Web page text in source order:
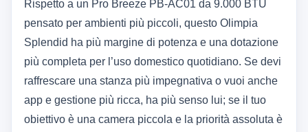
Rispetto a un Pro Breeze PB-AC01 da 9.000 BTU
pensato per ambienti più piccoli, questo Olimpia
Splendid ha più margine di potenza e una dotazione
più completa per l’uso domestico quotidiano. Se devi
raffrescare una stanza più impegnativa o vuoi anche
app e gestione più ricca, ha più senso lui; se il tuo
obiettivo è una camera piccola e la priorità assoluta è